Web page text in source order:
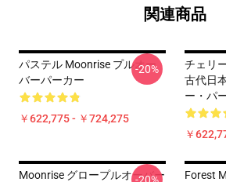
関連商品
パステル Moonrise プルオー
バーパーカー
￥622,775 - ￥724,275
-20%
チェリ
古代日
ー・パ
￥
Moonrise グロープルオーバー
Forest